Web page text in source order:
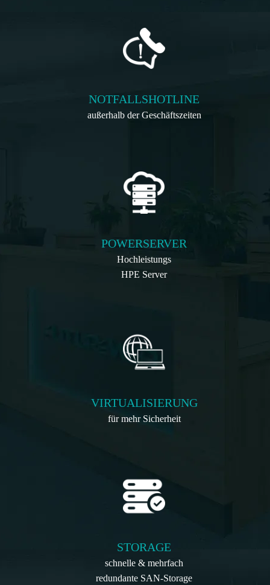
NOTFALLSHOTLINE
außerhalb der Geschäftszeiten
POWERSERVER
Hochleistungs
HPE Server
VIRTUALISIERUNG
für mehr Sicherheit
STORAGE
schnelle & mehrfach
redundante SAN-Storage